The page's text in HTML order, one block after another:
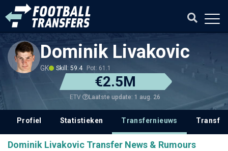
Dominik Livakovic
GK Skill: 59.4 Pot: 61.1
€2.5M
ETV Laatste update: 1 aug. 26
Profiel Statistieken Transfernieuws
Dominik Livakovic Transfer News & Rumours